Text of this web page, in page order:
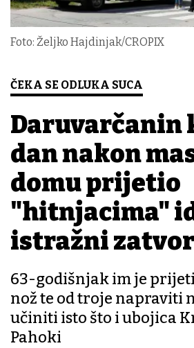
Foto: Željko Hajdinjak/CROPIX
ČEKA SE ODLUKA SUCA
Daruvarčanin
dan nakon
domu prijetio
"hitnjacima"
istražni
63-godišnjak im je
nož te od troje napraviti
učiniti isto što i ubojica
Pahoki